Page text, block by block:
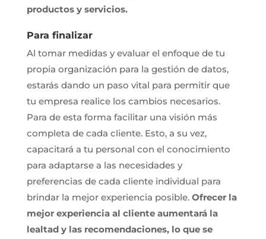
productos y servicios.
Para finalizar
Al tomar medidas y evaluar el enfoque de tu
propia organización para la gestión de datos,
estarás dando un paso vital para permitir que
tu empresa realice los cambios necesarios.
Para de esta forma facilitar una visión más
completa de cada cliente. Esto, a su vez,
capacitará a tu personal con el conocimiento
para adaptarse a las necesidades y
preferencias de cada cliente individual para
brindar la mejor experiencia posible. Ofrecer la
mejor experiencia al cliente aumentará la
lealtad y las recomendaciones, lo que se